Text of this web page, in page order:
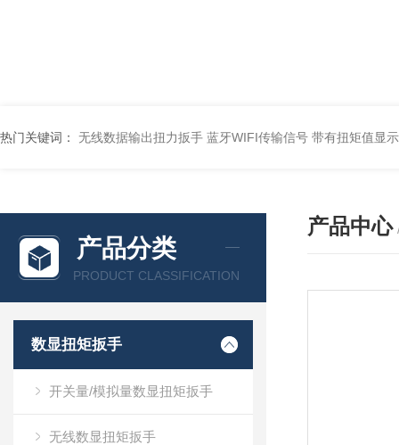
热门关键词： 无线数据输出扭力扳手 蓝牙WIFI传输信号 带有扭矩值显
产品分类
PRODUCT CLASSIFICATION
数显扭矩扳手
开关量/模拟量数显扭矩扳手
无线数显扭矩扳手
产品中心